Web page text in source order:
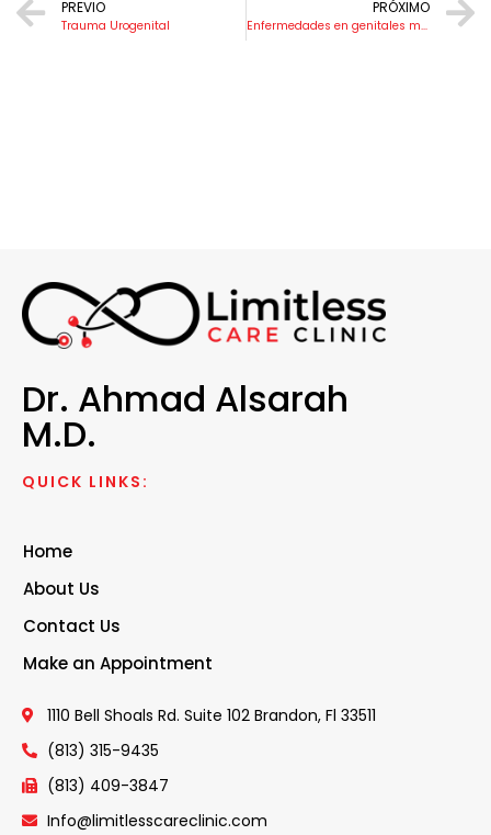
PREVIO
Trauma Urogenital
PRÓXIMO
Enfermedades en genitales masculinos
Dr. Ahmad Alsarah
M.D.
QUICK LINKS:
Home
About Us
Contact Us
Make an Appointment
1110 Bell Shoals Rd. Suite 102 Brandon, Fl 33511
(813) 315-9435
(813) 409-3847
Info@limitlesscareclinic.com